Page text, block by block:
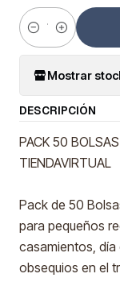
Cantidad
Mostrar
DESCRIPCIÓN
PACK 50
TIENDAVIRTUAL
Pack de 50
para pequeños
casamientos, día
obsequios en el